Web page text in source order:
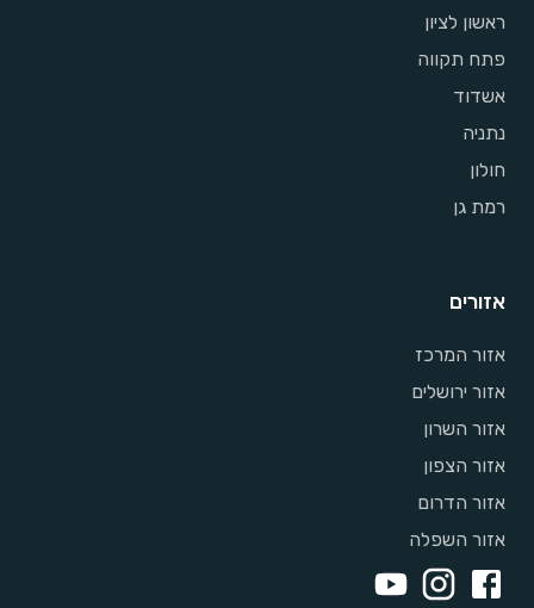
ראשון לציון
פתח תקווה
אשדוד
נתניה
חולון
רמת גן
אזורים
אזור המרכז
אזור ירושלים
אזור השרון
אזור הצפון
אזור הדרום
אזור השפלה